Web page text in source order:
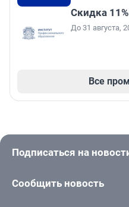
Скидка
До 31 августа,
Все
Подписаться на
Сообщить новость